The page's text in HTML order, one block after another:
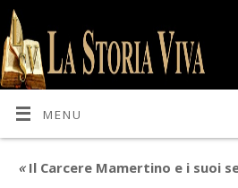
MENU
«Il Carcere Mamertino e i suoi